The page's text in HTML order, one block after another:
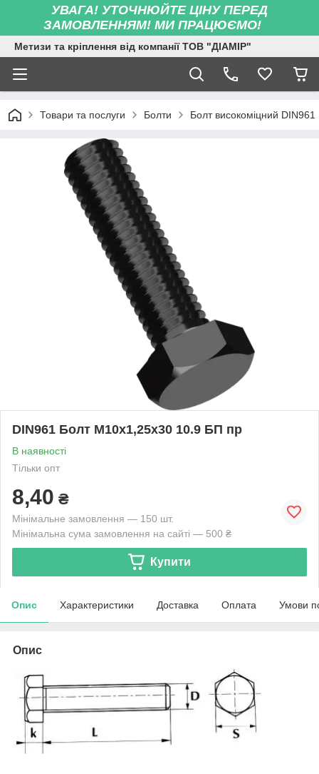
УВАГА! УТОЧНЮЙТЕ ЦІНУ ПЕРЕД
ЗАМОВЛЕННЯМ! МИ ПРАЦЮЄМО!
Метизи та кріплення від компанії ТОВ "ДІАМІР"
Товари та послуги Болти Болт високоміцний
DIN961 Болт М10х1,25х30 10.9 БП пр
В наявності
Тільки опт
8,40 ₴
Мінімальне замовлення — 150 шт.
Мінімальна сума замовлення на сайті — 500 ₴
Купити
Опис Характеристики Доставка Оплата Умови
Опис